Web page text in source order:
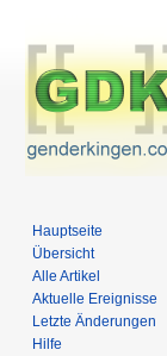
Hauptseite
Übersicht
Alle Artikel
Aktuelle Ereignisse
Letzte Änderungen
Hilfe